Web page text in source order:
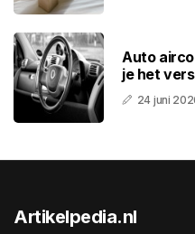
Auto
je het
24 juni
Artikelpedia.nl